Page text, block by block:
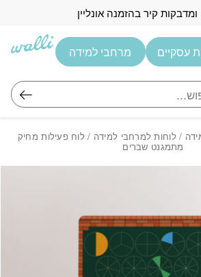
קיר בהזמנה אונליין
עסקיים מרחבי למידה
/לוחות למרחבי למידה / לוח פעילות מחיק
מתמגנט שברים